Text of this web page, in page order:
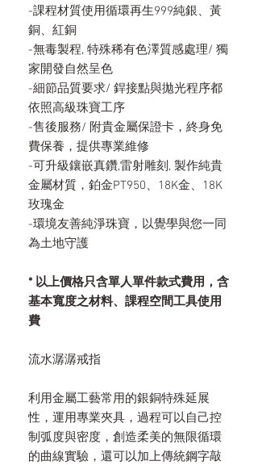
-課程材質使用循環再生999純銀、黃
銅、紅銅
-無毒製程, 特殊稀有色澤質感處理/ 獨
家開發自然呈色
-細節品質要求/ 銲接點與拋光程序都
依照高級珠寶工序
-售後服務/ 附貴金屬保證卡，終身免
費保養，提供專業維修
-可升級鑲嵌真鑽,雷射雕刻, 製作純貴
金屬材質，鉑金PT950、18K金、18K
玫瑰金
-環境友善純淨珠寶，以覺學與您一同
為土地守護
* 以上價格只含單人單件款式費用，含
基本寬度之材料、課程空間工具使用
費
流水潺潺戒指
利用金屬工藝常用的銀銅特殊延展
性，運用專業夾具，過程可以自己控
制弧度與密度，創造柔美的無限循環
的曲線實驗，還可以加上傳統鋼字敲